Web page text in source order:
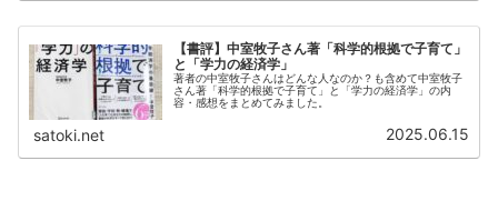
【書評】中室牧子さん著「科学的根拠で子育て」
と「学力の経済学」
著者の中室牧子さんはどんな人なのか？も含めて中室牧子
さん著「科学的根拠で子育て」と「学力の経済学」の内
容・感想をまとめてみました。
satoki.net 2025.06.15